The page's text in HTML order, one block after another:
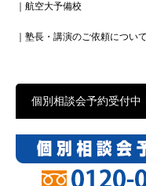
｜航空大予備校
｜塾長・講演のご依頼について
個別相談会予約受付中